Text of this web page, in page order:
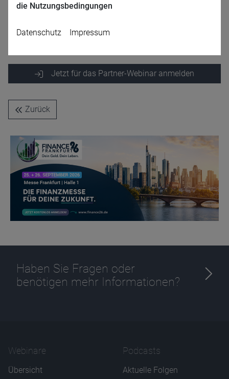
Marius Kruse
Jetzt für das Partner-Webinar anmelden
Zurück
Haben Sie Fragen oder
benötigen mehr Informationen?
Webinare
Übersicht
Podcasts
Aktuelle Folgen
die Nutzungsbedingungen
Datenschutz Impressum
Anbieter D&C
Zweck
Ablauf
1 Jahr